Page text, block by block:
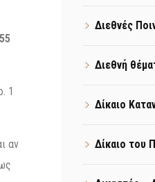
1
αν
Διεθνές
Διεθνή
Δίκαιο
Δίκαιο του